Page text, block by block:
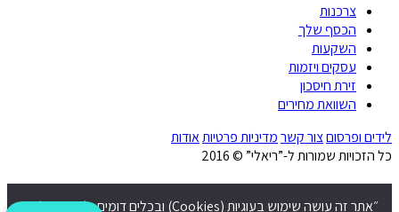
צרכנות
הכסף שלך
השקעות
עסקים ויזמות
זירת חיסכון
השוואת מחירים
לידים ופרסוםצור קשרמדיניות פרטיותאודות
כל הזכויות שמורות ל-”ריאלי” © 2016
״אתר זה עושה שימוש בעוגיות (Cookies) ובכלים דומים, לרבות של